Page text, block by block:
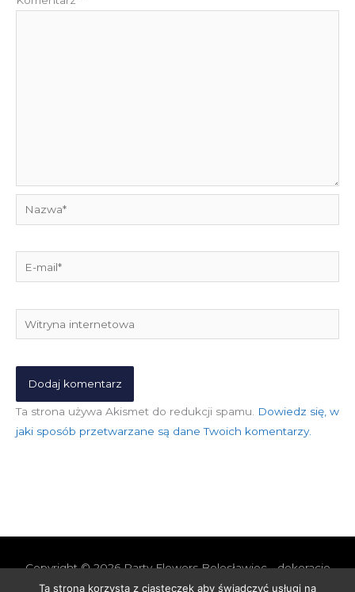
mail*
Witryna
internetowa
Ta strona używa Akismet do redukcji spamu. Dowiedz się, w
jaki sposób przetwarzane są dane Twoich komentarzy.
Copyright © 2026Party Flowers Bolesławiec - dekoracje
nie tylko ślubne
Ta strona korzysta z ciasteczek aby świadczyć usługi na